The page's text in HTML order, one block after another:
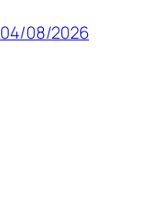
04/08/2026